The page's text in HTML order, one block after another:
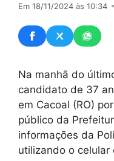
Em 18/11/2024 às 10:34
Na manhã do
candidato de 37
em Cacoal (RO)
público da
informações da
utilizando o